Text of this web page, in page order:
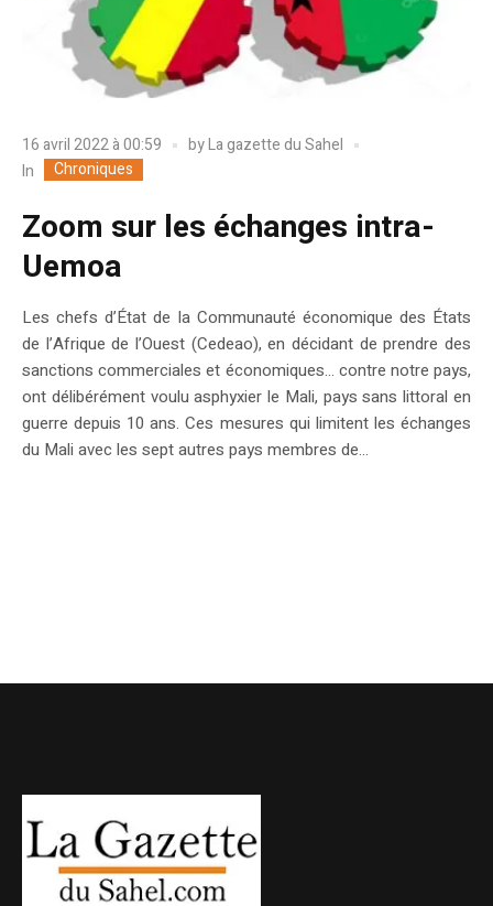
16 avril 2022 à 00:59 byLa gazette du Sahel
In
Chroniques
Zoom sur les échanges intra-
Uemoa
Les chefs d’État de la Communauté économique des États
de l’Afrique de l’Ouest (Cedeao), en décidant de prendre des
sanctions commerciales et économiques… contre notre pays,
ont délibérément voulu asphyxier le Mali, pays sans littoral en
guerre depuis 10 ans. Ces mesures qui limitent les échanges
du Mali avec les sept autres pays membres de...